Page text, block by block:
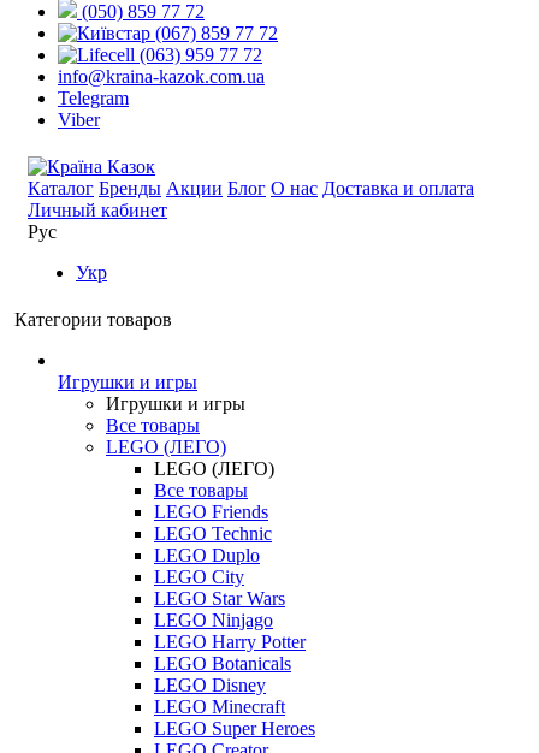
(050) 859 77 72
(067) 859 77 72
(063) 959 77 72
info@kraina-kazok.com.ua
Telegram
Viber
Каталог Бренды Акции Блог О нас Доставка и оплата
Личный кабинет
Рус
Укр
Категории товаров
Игрушки и игры
Игрушки и игры
Все товары
LEGO (ЛЕГО)
LEGO (ЛЕГО)
Все товары
LEGO Friends
LEGO Technic
LEGO Duplo
LEGO City
LEGO Star Wars
LEGO Ninjago
LEGO Harry Potter
LEGO Botanicals
LEGO Disney
LEGO Minecraft
LEGO Super Heroes